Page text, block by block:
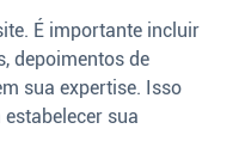
É importante incluir
depoimentos de
sua expertise. Isso
sua